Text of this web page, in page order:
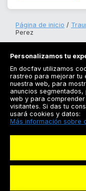
Página de inicio
Perez
Docfav
Personalizamos tu
En docfav utilizamos
rastreo para mejorar tu
nuestra web, para
anuncios
web y para
visitantes. Si das tu
usará cookies y datos:
Más información sobre